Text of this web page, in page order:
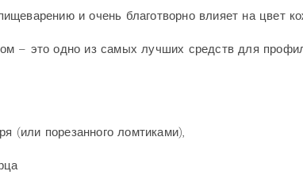
и очень благотворно влияет на цвет
– это одно из самых лучших средств для
(или порезанного ломтиками),